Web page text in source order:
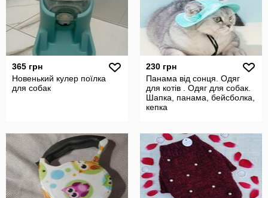
365 грн
Новенький кулер поїлка
для собак
230 грн
Панама від сонця. Одяг
для котів . Одяг для собак.
Шапка, панама, бейсболка,
кепка